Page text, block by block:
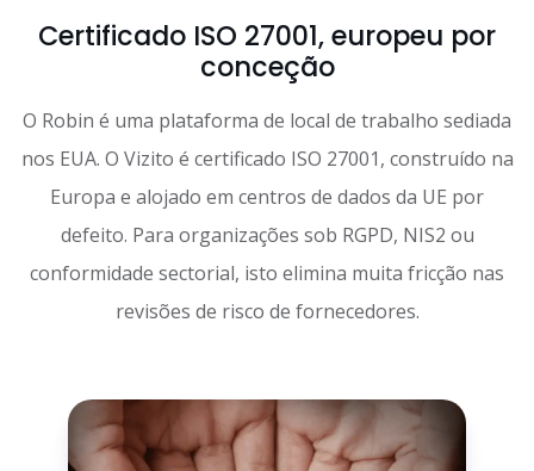
Certificado ISO 27001, europeu por
conceção
O Robin é uma plataforma de local de trabalho sediada
nos EUA. O Vizito é certificado ISO 27001, construído na
Europa e alojado em centros de dados da UE por
defeito. Para organizações sob RGPD, NIS2 ou
conformidade sectorial, isto elimina muita fricção nas
revisões de risco de fornecedores.